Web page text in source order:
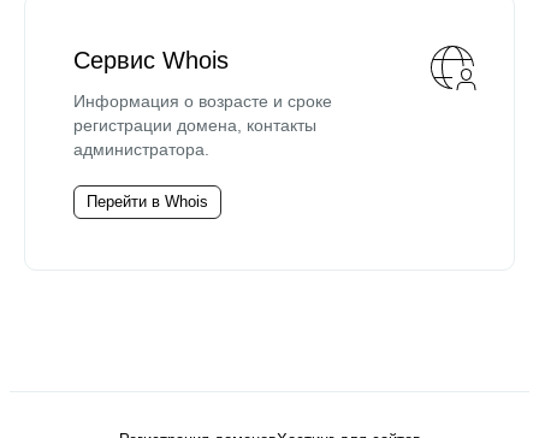
Сервис Whois
Информация о возрасте и сроке
регистрации домена, контакты
администратора.
Перейти в Whois